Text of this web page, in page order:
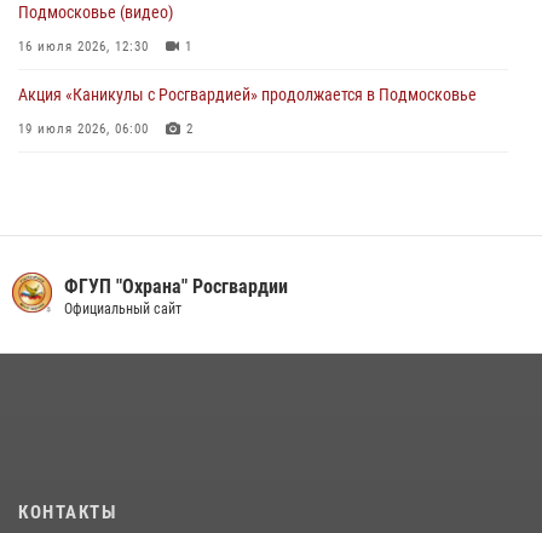
Подмосковье (видео)
16 июля 2026, 12:30 1
Акция «Каникулы с Росгвардией» продолжается в Подмосковье
19 июля 2026, 06:00 2
08 июля 2026, 14:51 4
В Подмосковье росгвардейцы задержали мужчину, пугавшего
жильцов многоквартирного дома охотничьим карабином (видео)
ФГУП "Охрана" Росгвардии
Официальный сайт
КОНТАКТЫ